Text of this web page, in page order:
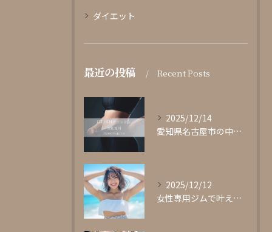
ダイエット
最近の投稿 Recent Posts
2025/12/14
愛知県名古屋市の中心部に位置する女性専用パーソナルジムgli...
2025/12/12
女性専用ジムで叶える理想の体型作り